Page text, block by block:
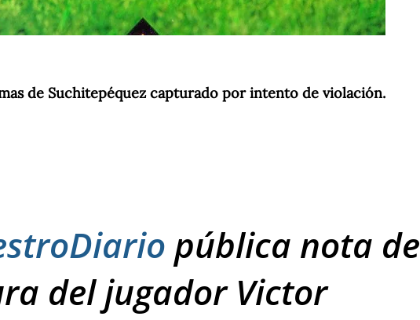
de Suchitepéquez capturado por intento de violación.
pública nota de
del jugador Victor